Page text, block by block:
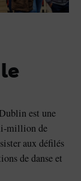
est une
million de
aux défilés
de danse et